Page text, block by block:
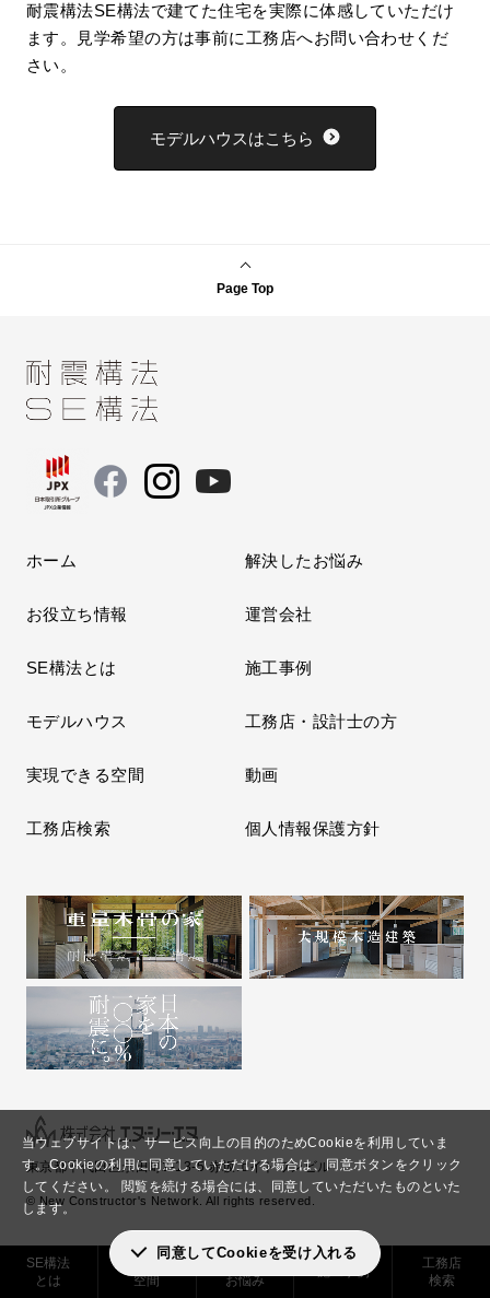
当ウェブサイトは、サービス向上の目的のためCookieを利用していま
す。Cookieの利用に同意していただける場合は、同意ボタンをクリック
してください。
閲覧を続ける場合には、同意していただいたものといた
します。
同意してCookieを受け入れる
SE構法
とは
実現できる
空間
お悩み
施工事例
工務店
検索
耐震構法SE構法で建てた住宅を実際に体感していただけ
ます。見学希望の方は事前に工務店へお問い合わせくだ
さい。
モデルハウスはこちら
Page Top
ホーム 解決したお悩み
お役立ち情報 運営会社
SE構法とは 施工事例
モデルハウス 工務店・設計士の方
実現できる空間 動画
工務店検索 個人情報保護方針
東京都千代田区永田町2-13-5 赤坂エイトワンビル
© New Constructor's Network. All rights reserved.